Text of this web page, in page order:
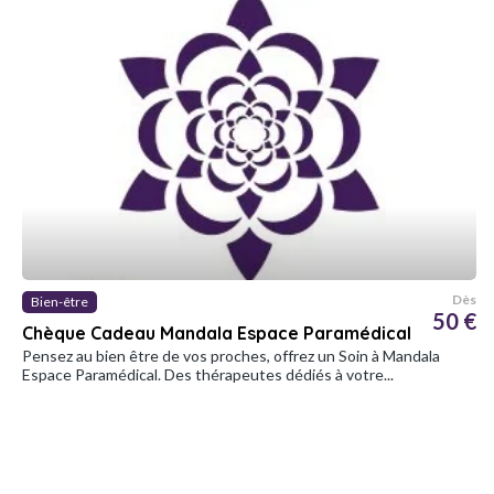
Bien-être
Chèque Cadeau Mandala Espace Paramédical
Dès
50 €
Pensez au bien être de vos proches, offrez un Soin à Mandala
Espace Paramédical. Des thérapeutes dédiés à votre...